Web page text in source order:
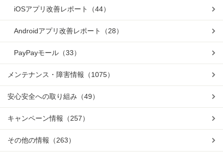
iOSアプリ改善レポート （44）
Androidアプリ改善レポート （28）
PayPayモール （33）
メンテナンス・障害情報 （1075）
安心安全への取り組み （49）
キャンペーン情報 （257）
その他の情報 （263）